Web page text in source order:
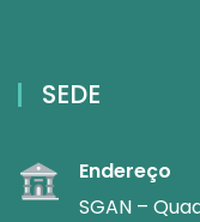
SEDE
Endereço
SGAN –